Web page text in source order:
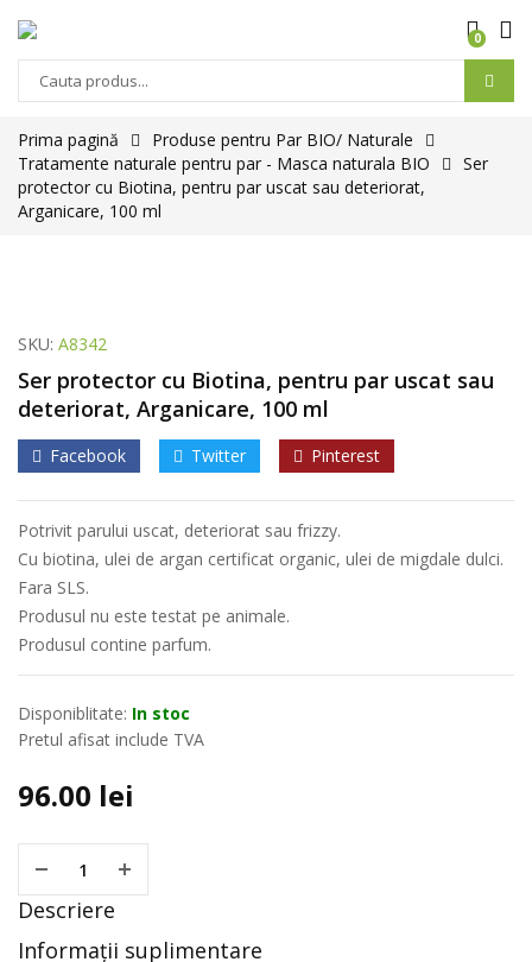
0
Prima pagină
Produse pentru Par BIO/ Naturale
Tratamente naturale pentru par - Masca naturala BIO
Ser
protector cu Biotina, pentru par uscat sau deteriorat,
Arganicare, 100 ml
SKU: A8342
Ser protector cu Biotina, pentru par uscat sau
deteriorat, Arganicare, 100 ml
Facebook Twitter Pinterest
Potrivit parului uscat, deteriorat sau frizzy.
Cu biotina, ulei de argan certificat organic, ulei de migdale dulci.
Fara SLS.
Produsul nu este testat pe animale.
Produsul contine parfum.
Disponiblitate: In stoc
Pretul afisat include TVA
96.00 lei
Descriere
Informații suplimentare